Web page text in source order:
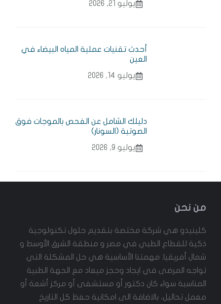
يوليو 21, 2026
أحدث تقنيات عملية المياه البيضاء في
العين
يوليو 14, 2026
دليلك الشامل عن الفحص بالموجات فوق
الصوتية (السونار)
يوليو 9, 2026
من نحن
كلينيدو هي شركة مختصة بتقديم حلول تكنولوجية
ذكية للقطاع الطبي في مصر و منطقة الشرق الأوسط و
شمال أفريقيا. مهمتنا الأساسية هي حل المشكلة التي
تواجه المرضى في ايجاد وحجز ميعاد مع الجهة الطبية
المناسبة سواء كان دكتور أو مستشفى أو مركز أشعة أو
معمل تحاليل، بالاضافة الى امكانية حفظ كل التاريخ